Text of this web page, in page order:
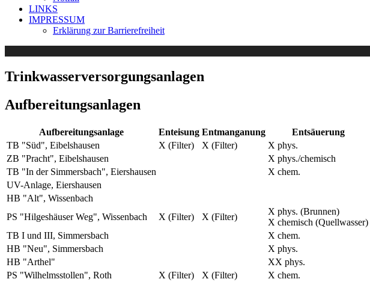
LINKS
IMPRESSUM
Erklärung zur Barrierefreiheit
Trinkwasserversorgungsanlagen
Aufbereitungsanlagen
Aufbereitungsanlage Enteisung Entmanganung Entsäuerung
TB "Süd", Eibelshausen
X (Filter) X (Filter) X phys.
ZB "Pracht", Eibelshausen
X phys./chemisch
TB "In der Simmersbach", Eiershausen
X chem.
UV-Anlage, Eiershausen
HB "Alt", Wissenbach
PS "Hilgeshäuser Weg", Wissenbach
X (Filter) X (Filter)
X phys. (Brunnen)
X chemisch (Quellwasser)
TB I und III, Simmersbach
X chem.
HB "Neu", Simmersbach
X phys.
HB "Arthel"
XX phys.
PS "Wilhelmsstollen", Roth
X (Filter) X (Filter) X chem.